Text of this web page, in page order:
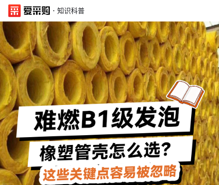
· 知识科普